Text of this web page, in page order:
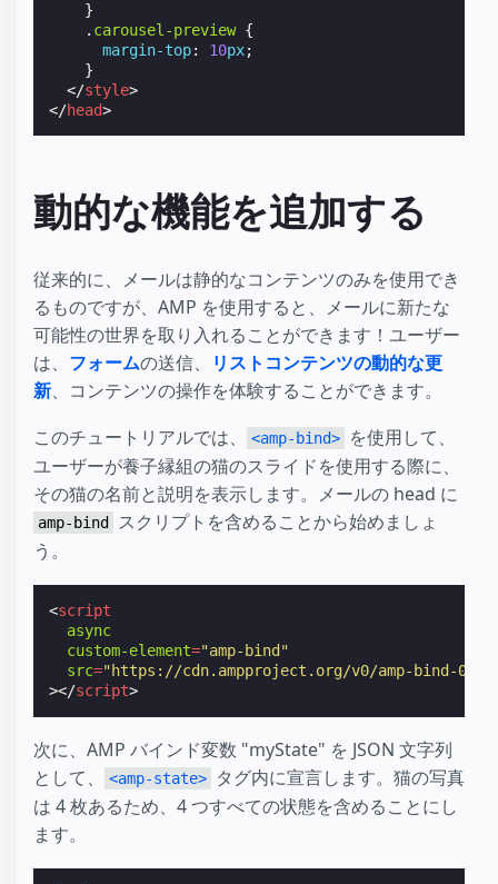
}
. carousel-preview {
margin-top: 10px;
}
</style>
</head>
動的な機能を追加する
従来的に、メールは静的なコンテンツのみを使用でき
るものですが、AMP を使用すると、メールに新たな
可能性の世界を取り入れることができます！ユーザー
は、 フォームの送信、
リストコンテンツの動的な更
新、コンテンツの操作を体験することができます。
このチュートリアルでは、
<amp-bind>
を使用して、
ユーザーが養子縁組の猫のスライドを使用する際に、
その猫の名前と説明を表示します。メールの head に
amp-bind
スクリプトを含めることから始めましょ
う。
<script
async
custom-element="amp-bind"
src="https://cdn.ampproject.org/v0/amp-bind-
></script>
次に、AMP バインド変数 "myState" を JSON 文字列
として、
<amp-state>
タグ内に宣言します。猫の写真
は 4 枚あるため、4 つすべての状態を含めることにし
ます。